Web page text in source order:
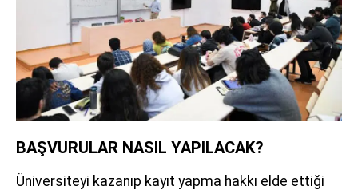
BAŞVURULAR NASIL YAPILACAK?
Üniversiteyi kazanıp kayıt yapma hakkı elde ettiği